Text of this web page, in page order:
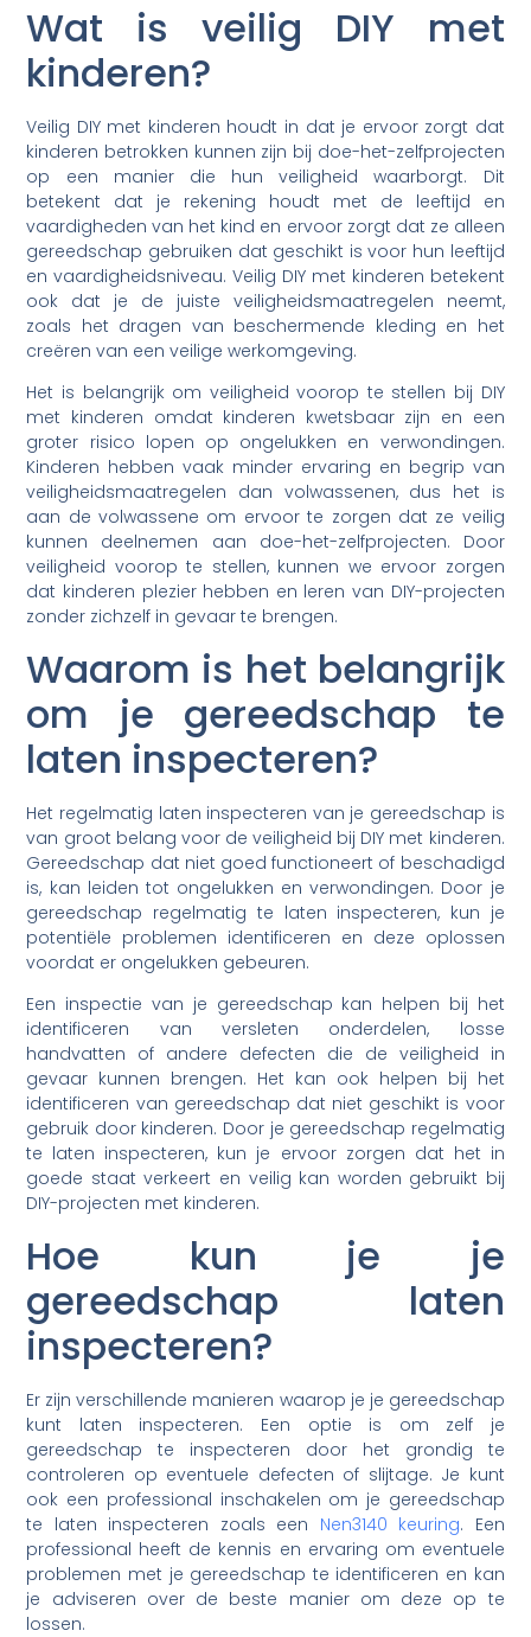
Wat is veilig DIY met
kinderen?
Veilig DIY met kinderen houdt in dat je ervoor zorgt dat
kinderen betrokken kunnen zijn bij doe-het-zelfprojecten
op een manier die hun veiligheid waarborgt. Dit
betekent dat je rekening houdt met de leeftijd en
vaardigheden van het kind en ervoor zorgt dat ze alleen
gereedschap gebruiken dat geschikt is voor hun leeftijd
en vaardigheidsniveau. Veilig DIY met kinderen betekent
ook dat je de juiste veiligheidsmaatregelen neemt,
zoals het dragen van beschermende kleding en het
creëren van een veilige werkomgeving.
Het is belangrijk om veiligheid voorop te stellen bij DIY
met kinderen omdat kinderen kwetsbaar zijn en een
groter risico lopen op ongelukken en verwondingen.
Kinderen hebben vaak minder ervaring en begrip van
veiligheidsmaatregelen dan volwassenen, dus het is
aan de volwassene om ervoor te zorgen dat ze veilig
kunnen deelnemen aan doe-het-zelfprojecten. Door
veiligheid voorop te stellen, kunnen we ervoor zorgen
dat kinderen plezier hebben en leren van DIY-projecten
zonder zichzelf in gevaar te brengen.
Waarom is het belangrijk
om je gereedschap te
laten inspecteren?
Het regelmatig laten inspecteren van je gereedschap is
van groot belang voor de veiligheid bij DIY met kinderen.
Gereedschap dat niet goed functioneert of beschadigd
is, kan leiden tot ongelukken en verwondingen. Door je
gereedschap regelmatig te laten inspecteren, kun je
potentiële problemen identificeren en deze oplossen
voordat er ongelukken gebeuren.
Een inspectie van je gereedschap kan helpen bij het
identificeren van versleten onderdelen, losse
handvatten of andere defecten die de veiligheid in
gevaar kunnen brengen. Het kan ook helpen bij het
identificeren van gereedschap dat niet geschikt is voor
gebruik door kinderen. Door je gereedschap regelmatig
te laten inspecteren, kun je ervoor zorgen dat het in
goede staat verkeert en veilig kan worden gebruikt bij
DIY-projecten met kinderen.
Hoe kun je je
gereedschap laten
inspecteren?
Er zijn verschillende manieren waarop je je gereedschap
kunt laten inspecteren. Een optie is om zelf je
gereedschap te inspecteren door het grondig te
controleren op eventuele defecten of slijtage. Je kunt
ook een professional inschakelen om je gereedschap
te laten inspecteren zoals een Nen3140 keuring. Een
professional heeft de kennis en ervaring om eventuele
problemen met je gereedschap te identificeren en kan
je adviseren over de beste manier om deze op te
lossen.